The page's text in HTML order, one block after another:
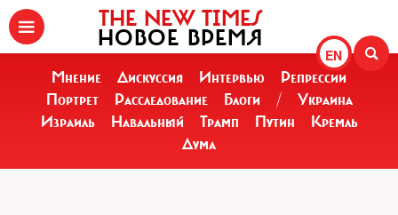
EN
THE NEW TIMES
НОВОЕ ВРЕМЯ
Мнение Дискуссия Интервью
Репрессии
Портрет
Расследование Блоги /
Украина
Израиль
Навальный Трамп Путин
Кремль
Дума